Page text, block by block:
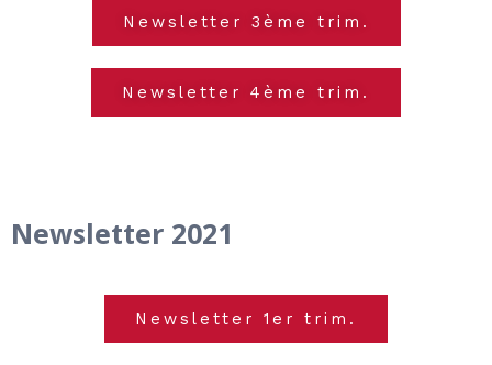
Newsletter 3ème trim.
Newsletter 4ème trim.
Newsletter 2021
Newsletter 1er trim.